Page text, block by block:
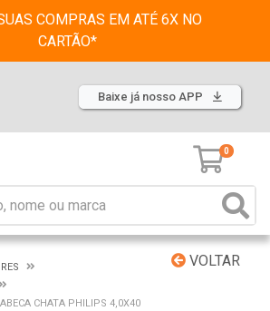
COMPRAS EM ATÉ 6X NO
CARTÃO*
Baixe já nosso APP
0
VOLTAR
CHATA PHILIPS 4,0X40